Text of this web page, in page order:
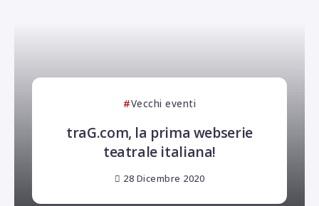
Vecchi eventi
traG.com, la prima webserie
teatrale italiana!
28 Dicembre 2020